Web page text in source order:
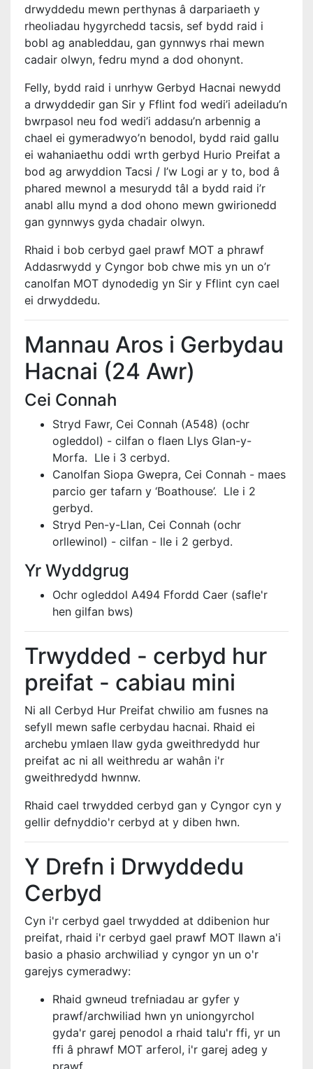
drwyddedu mewn perthynas â darpariaeth y
rheoliadau hygyrchedd tacsis, sef bydd raid i
bobl ag anableddau, gan gynnwys rhai mewn
cadair olwyn, fedru mynd a dod ohonynt.
Felly, bydd raid i unrhyw Gerbyd Hacnai newydd
a drwyddedir gan Sir y Fflint fod wedi’i adeiladu’n
bwrpasol neu fod wedi’i addasu’n arbennig a
chael ei gymeradwyo’n benodol, bydd raid gallu
ei wahaniaethu oddi wrth gerbyd Hurio Preifat a
bod ag arwyddion Tacsi / I’w Logi ar y to, bod â
phared mewnol a mesurydd tâl a bydd raid i’r
anabl allu mynd a dod ohono mewn gwirionedd
gan gynnwys gyda chadair olwyn.
Rhaid i bob cerbyd gael prawf MOT a phrawf
Addasrwydd y Cyngor bob chwe mis yn un o’r
canolfan MOT dynodedig yn Sir y Fflint cyn cael
ei drwyddedu.
Mannau Aros i Gerbydau
Hacnai (24 Awr)
Cei Connah
Stryd Fawr, Cei Connah (A548) (ochr
ogleddol) - cilfan o flaen Llys Glan-y-
Morfa. Lle i 3 cerbyd.
Canolfan Siopa Gwepra, Cei Connah - maes
parcio ger tafarn y ‘Boathouse’. Lle i 2
gerbyd.
Stryd Pen-y-Llan, Cei Connah (ochr
orllewinol) - cilfan - lle i 2 gerbyd.
Yr Wyddgrug
Ochr ogleddol A494 Ffordd Caer (safle'r
hen gilfan bws)
Trwydded - cerbyd hur
preifat - cabiau mini
Ni all Cerbyd Hur Preifat chwilio am fusnes na
sefyll mewn safle cerbydau hacnai. Rhaid ei
archebu ymlaen llaw gyda gweithredydd hur
preifat ac ni all weithredu ar wahân i'r
gweithredydd hwnnw.
Rhaid cael trwydded cerbyd gan y Cyngor cyn y
gellir defnyddio'r cerbyd at y diben hwn.
Y Drefn i Drwyddedu
Cerbyd
Cyn i'r cerbyd gael trwydded at ddibenion hur
preifat, rhaid i'r cerbyd gael prawf MOT llawn a'i
basio a phasio archwiliad y cyngor yn un o'r
garejys cymeradwy:
Rhaid gwneud trefniadau ar gyfer y
prawf/archwiliad hwn yn uniongyrchol
gyda'r garej penodol a rhaid talu'r ffi, yr un
ffi â phrawf MOT arferol, i'r garej adeg y
prawf.